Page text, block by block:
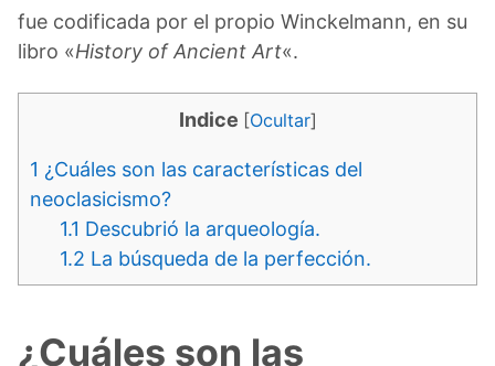
fue codificada por el propio Winckelmann, en su
libro «History of Ancient Art«.
Indice [Ocultar]
1 ¿Cuáles son las características del
neoclasicismo?
1.1 Descubrió la arqueología.
1.2 La búsqueda de la perfección.
¿Cuáles son las